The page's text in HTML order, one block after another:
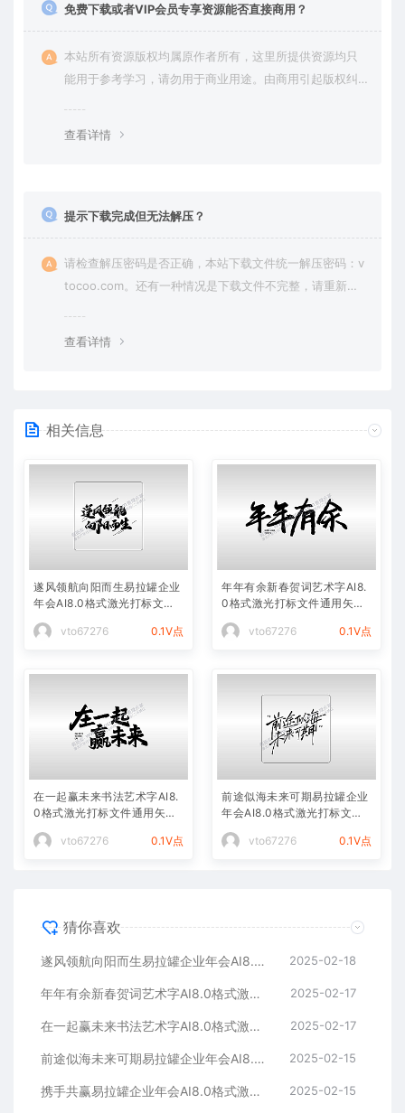
免费下载或者VIP会员专享资源能否直接商用？
本站所有资源版权均属原作者所有，这里所提供资源均只
能用于参考学习，请勿用于商业用途。由商用引起版权纠
查看详情
提示下载完成但无法解压？
请检查解压密码是否正确，本站下载文件统一解压密码：v
tocoo.com。还有一种情况是下载文件不完整，请重新下
查看详情
相关信息
遂风领航向阳而生易拉罐企业
年会AI8.0格式激光打标文件
vto67276
0.1V点
年年有余新春贺词艺术字AI8.
0格式激光打标文件通用矢量
vto67276
0.1V点
在一起赢未来书法艺术字AI8.
0格式激光打标文件通用矢量
图
vto67276
0.1V点
前途似海未来可期易拉罐企业
年会AI8.0格式激光打标文件
通用矢量图
vto67276
0.1V点
猜你喜欢
遂风领航向阳而生易拉罐企业年会AI8.0格式激光打标文件通用矢量图 2025-02-18
年年有余新春贺词艺术字AI8.0格式激光打标文件通用矢量图 2025-02-17
在一起赢未来书法艺术字AI8.0格式激光打标文件通用矢量图 2025-02-17
前途似海未来可期易拉罐企业年会AI8.0格式激光打标文件通用矢量图 2025-02-15
携手共赢易拉罐企业年会AI8.0格式激光打标文件通用矢量图 2025-02-15